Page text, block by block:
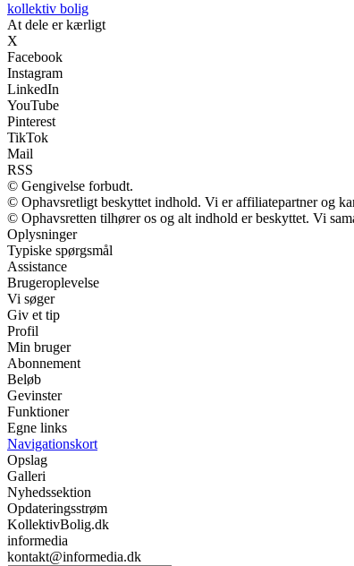
kollektiv bolig
At dele er kærligt
X
Facebook
Instagram
LinkedIn
YouTube
Pinterest
TikTok
Mail
RSS
© Gengivelse forbudt.
© Ophavsretligt beskyttet indhold. Vi er affiliatepartner og
© Ophavsretten tilhører os og alt indhold er beskyttet. Vi
Oplysninger
Typiske spørgsmål
Assistance
Brugeroplevelse
Vi søger
Giv et tip
Profil
Min bruger
Abonnement
Beløb
Gevinster
Funktioner
Egne links
Navigationskort
Opslag
Galleri
Nyhedssektion
Opdateringsstrøm
KollektivBolig.dk
informedia
kontakt@informedia.dk